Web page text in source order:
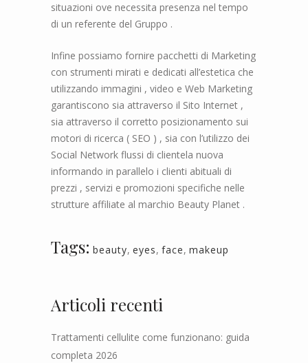
situazioni ove necessita presenza nel tempo
di un referente del Gruppo .
Infine possiamo fornire pacchetti di Marketing
con strumenti mirati e dedicati all’estetica che
utilizzando immagini , video e Web Marketing
garantiscono sia attraverso il Sito Internet ,
sia attraverso il corretto posizionamento sui
motori di ricerca ( SEO ) , sia con l’utilizzo dei
Social Network flussi di clientela nuova
informando in parallelo i clienti abituali di
prezzi , servizi e promozioni specifiche nelle
strutture affiliate al marchio Beauty Planet .
Tags: beauty, eyes, face, makeup
Articoli recenti
Trattamenti cellulite come funzionano: guida
completa 2026